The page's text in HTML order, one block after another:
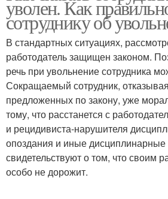
уволен. Как
сотруднику об
В стандартных ситуациях,
работодатель защищен законом.
речь при увольнение сотрудника
Сокращаемый сотрудник,
предложенных по закону, уже
тому, что расстанется с
и рецидивиста-нарушителя
опоздания и иные дисциплинарные
свидетельствуют о том, что своим
особо не дорожит.